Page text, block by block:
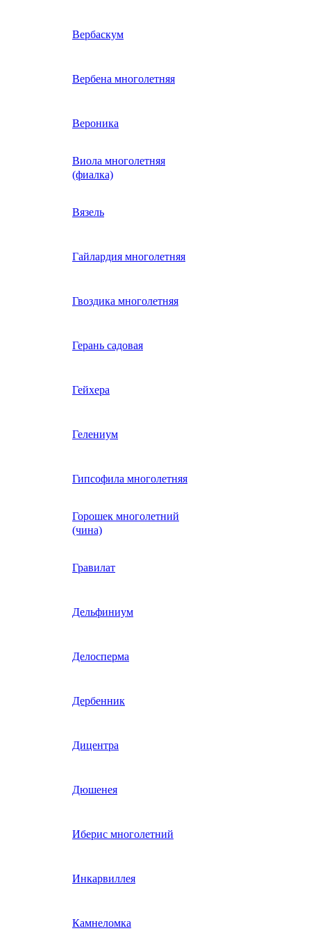
Физалис
Арктотис
Бакопа
Бальзамин
Брахикома
Василек однолетний
Венидиум
силена)
Вербена однолетняя
Вьюнок трехцветный
Гайлардия однолетняя
Гацания (газания)
Гелиотроп
Гелихризум
Георгина
Гвоздика однолетняя
Гипсофила однолетняя
Гилия
Годеция
Гомфрена
однолетние
Диасция
Вербаскум
Вербена многолетняя
Вероника
Виола многолетняя
(фиалка)
Вязель
Гайлардия многолетняя
Гвоздика многолетняя
Герань садовая
Гейхера
Гелениум
Гипсофила многолетняя
Горошек многолетний
(чина)
Гравилат
Дельфиниум
Делосперма
Дербенник
Дицентра
Дюшенея
Иберис многолетний
Инкарвиллея
Камнеломка